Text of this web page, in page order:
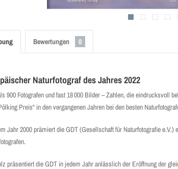
Bewertungen 0
Naturfotograf des Jahres 2022
900 Fotografen und fast 18 000 Bilder – Zahlen, die eindrucksvoll
Preis“ in den vergangenen Jahren bei den besten
Jahr 2000 prämiert die GDT (Gesellschaft für Naturfotografie
präsentiert die GDT in jedem Jahr anlässlich der Eröffnung der